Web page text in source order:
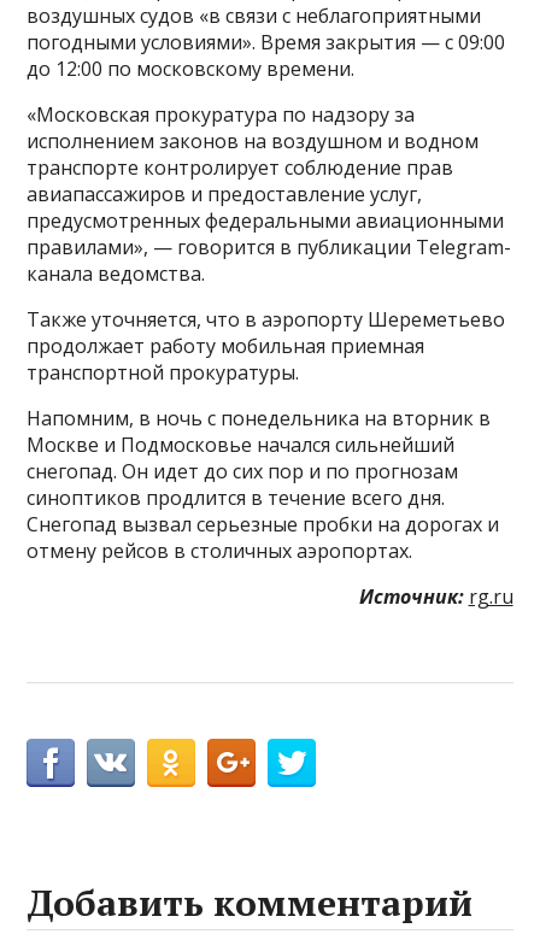
воздушных судов «в связи с неблагоприятными
погодными условиями». Время закрытия — с 09:00
до 12:00 по московскому времени.
«Московская прокуратура по надзору за
исполнением законов на воздушном и водном
транспорте контролирует соблюдение прав
авиапассажиров и предоставление услуг,
предусмотренных федеральными авиационными
правилами», — говорится в публикации Telegram-
канала ведомства.
Также уточняется, что в аэропорту Шереметьево
продолжает работу мобильная приемная
транспортной прокуратуры.
Напомним, в ночь с понедельника на вторник в
Москве и Подмосковье начался сильнейший
снегопад. Он идет до сих пор и по прогнозам
синоптиков продлится в течение всего дня.
Снегопад вызвал серьезные пробки на дорогах и
отмену рейсов в столичных аэропортах.
Источник: rg.ru
Добавить комментарий